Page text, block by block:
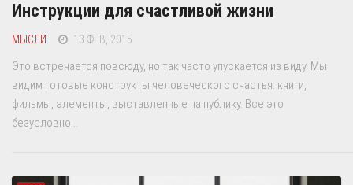
Инструкции для счастливой жизни
МЫСЛИ 13 ФЕВ, 2015
Это встречается повсюду, но так часто упускается из виду. Мы
видим готовые конструкты человеческого счастья: книги,
фильмы, элементы, выставленные на публику. Все это
безусловно...